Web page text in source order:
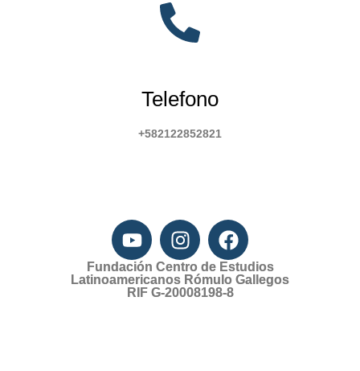
Telefono
+582122852821
Fundación Centro de Estudios
Latinoamericanos Rómulo Gallegos
RIF G-20008198-8